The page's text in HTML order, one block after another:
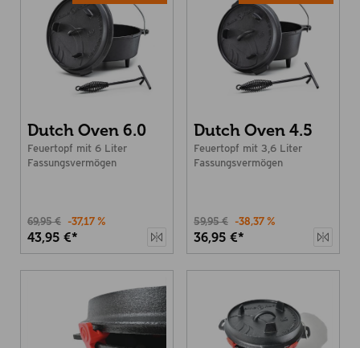
Dutch Oven 6.0
Feuertopf mit 6 Liter
Fassungsvermögen
43,95 €*
69,95 € -37,17 %
Dutch Oven 4.5
Feuertopf mit 3,6 Liter
Fassungsvermögen
36,95 €*
59,95 € -38,37 %